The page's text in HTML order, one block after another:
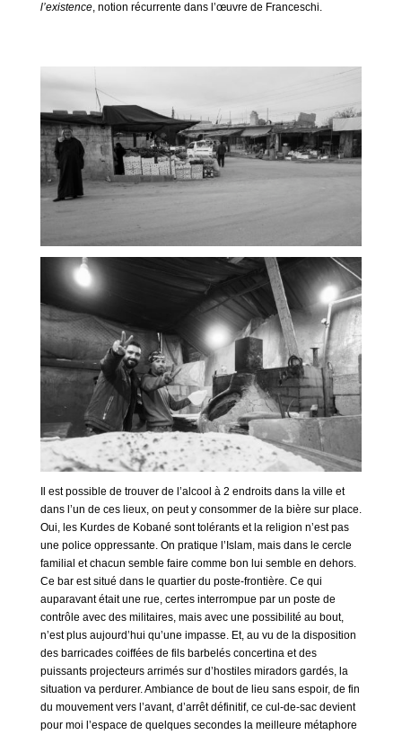
l’existence, notion récurrente dans l’œuvre de Franceschi.
Il est possible de trouver de l’alcool à 2 endroits dans la ville et
dans l’un de ces lieux, on peut y consommer de la bière sur place.
Oui, les Kurdes de Kobané sont tolérants et la religion n’est pas
une police oppressante. On pratique l’Islam, mais dans le cercle
familial et chacun semble faire comme bon lui semble en dehors.
Ce bar est situé dans le quartier du poste-frontière. Ce qui
auparavant était une rue, certes interrompue par un poste de
contrôle avec des militaires, mais avec une possibilité au bout,
n’est plus aujourd’hui qu’une impasse. Et, au vu de la disposition
des barricades coiffées de fils barbelés concertina et des
puissants projecteurs arrimés sur d’hostiles miradors gardés, la
situation va perdurer. Ambiance de bout de lieu sans espoir, de fin
du mouvement vers l’avant, d’arrêt définitif, ce cul-de-sac devient
pour moi l’espace de quelques secondes la meilleure métaphore